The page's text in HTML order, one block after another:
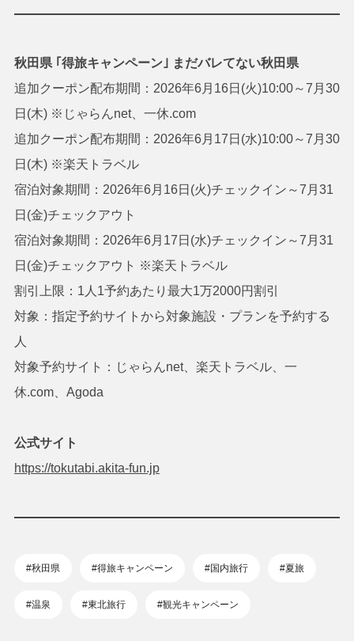
秋田県 ｢得旅キャンペーン｣ まだバレてない秋田県
追加クーポン配布期間：2026年6月16日(火)10:00～7月30
日(木) ※じゃらんnet、一休.com
追加クーポン配布期間：2026年6月17日(水)10:00～7月30
日(木) ※楽天トラベル
宿泊対象期間：2026年6月16日(火)チェックイン～7月31
日(金)チェックアウト
宿泊対象期間：2026年6月17日(水)チェックイン～7月31
日(金)チェックアウト ※楽天トラベル
割引上限：1人1予約あたり最大1万2000円割引
対象：指定予約サイトから対象施設・プランを予約する
人
対象予約サイト：じゃらんnet、楽天トラベル、一
休.com、Agoda
公式サイト
https://tokutabi.akita-fun.jp
#秋田県 #得旅キャンペーン #国内旅行 #夏旅
#温泉 #東北旅行 #観光キャンペーン